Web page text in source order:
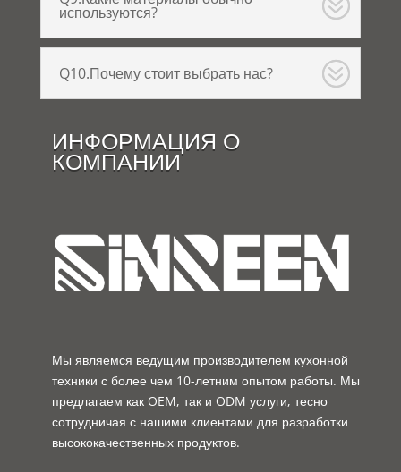
используются?
Q10.Почему стоит выбрать нас?
ИНФОРМАЦИЯ О
КОМПАНИИ
Мы являемся ведущим производителем кухонной
техники с более чем 10-летним опытом работы. Мы
предлагаем как OEM, так и ODM услуги, тесно
сотрудничая с нашими клиентами для разработки
высококачественных продуктов.